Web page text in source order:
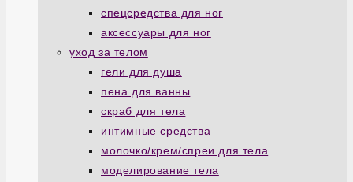
спецсредства для ног
аксессуары для ног
уход за телом
гели для душа
пена для ванны
скраб для тела
интимные средства
молочко/крем/спреи для тела
моделирование тела